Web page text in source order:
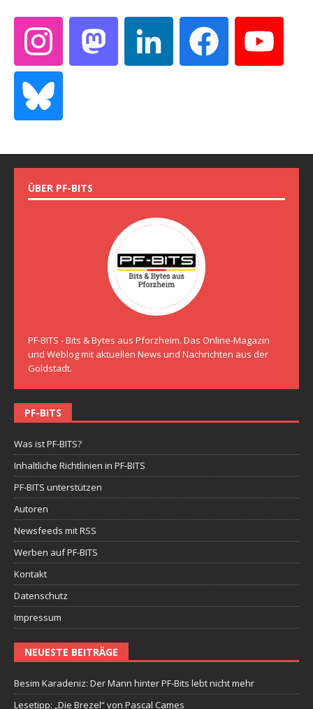
ÜBER PF-BITS
PF-BITS - Bits & Bytes aus Pforzheim. Das Online-Magazin
und Weblog mit aktuellen News und Nachrichten aus der
Goldstadt.
PF-BITS
Was ist PF-BITS?
Inhaltliche Richtlinien in PF-BITS
PF-BITS unterstützen
Autoren
Newsfeeds mit RSS
Werben auf PF-BITS
Kontakt
Datenschutz
Impressum
NEUESTE BEITRÄGE
Besim Karadeniz: Der Mann hinter PF-Bits lebt nicht mehr
Lesetipp: „Die Brezel“ von Pascal Cames